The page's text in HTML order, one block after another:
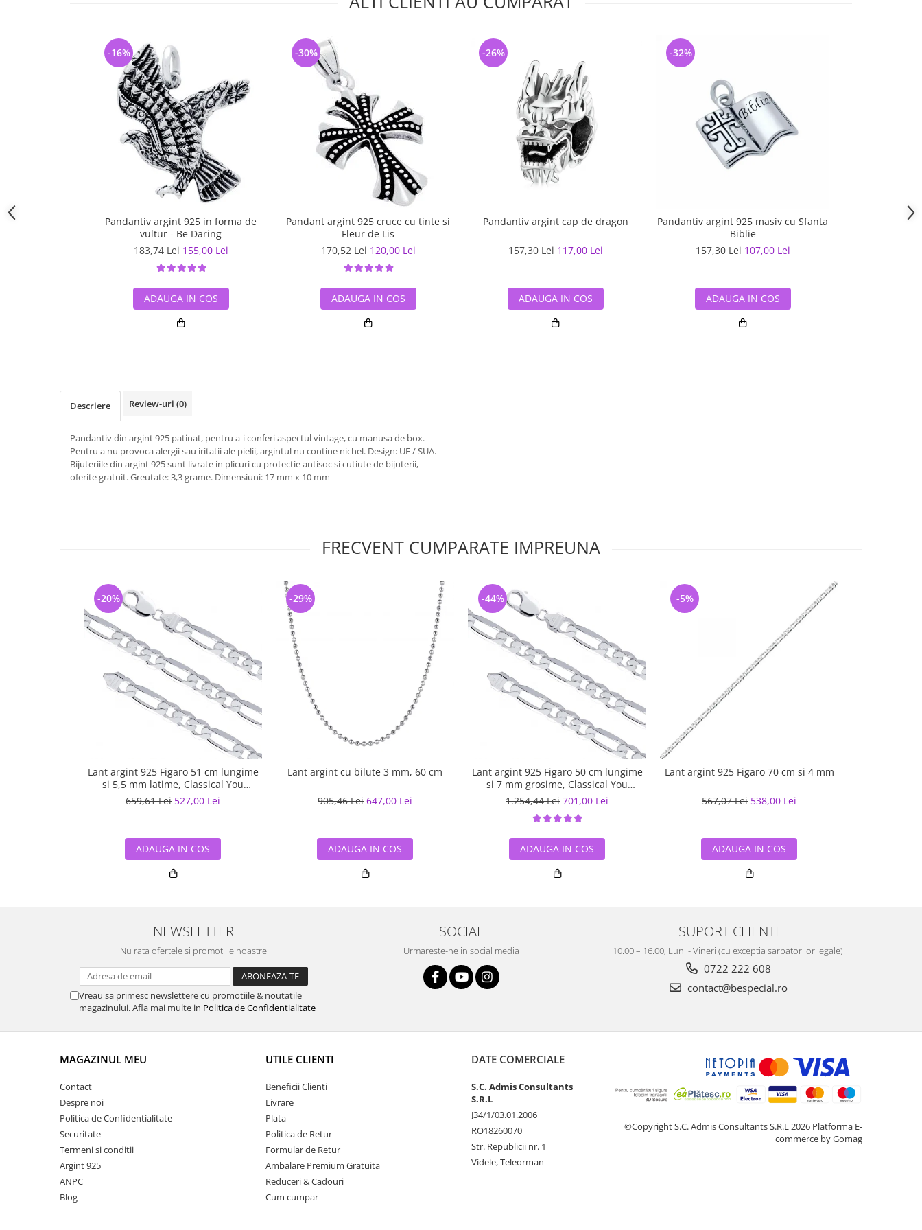
Pandantiv argint 925 in forma de
vultur - Be Daring
183,74 Lei 155,00 Lei
-16%
ADAUGA IN COS
Pandant argint 925 cruce cu tinte si
Fleur de Lis
170,52 Lei 120,00 Lei
-30%
ADAUGA IN COS
Pandantiv argint cap de dragon
157,30 Lei 117,00 Lei
-26%
ADAUGA IN COS
Pandantiv argint 925 masiv cu Sfanta
Biblie
157,30 Lei 107,00 Lei
-32%
ADAUGA IN COS
Pandantiv
Descriere Review-uri (0)
Pandantiv din argint 925 patinat, pentru a-i conferi aspectul vintage, cu manusa de box.
Pentru a nu provoca alergii sau iritatii ale pielii, argintul nu contine nichel. Design: UE / SUA.
Bijuteriile din argint 925 sunt livrate in plicuri cu protectie antisoc si cutiute de bijuterii,
oferite gratuit. Greutate: 3,3 grame. Dimensiuni: 17 mm x 10 mm
FRECVENT CUMPARATE IMPREUNA
Lant argint 925 Figaro 51 cm lungime
si 5,5 mm latime, Classical You
LSX0202
659,61 Lei 527,00 Lei
-20%
ADAUGA IN COS
Lant argint cu bilute 3 mm, 60 cm
905,46 Lei 647,00 Lei
-29%
ADAUGA IN COS
Lant argint 925 Figaro 50 cm lungime
si 7 mm grosime, Classical You
LSX0201
1.254,44 Lei 701,00 Lei
-44%
ADAUGA IN COS
Lant argint 925 Figaro 70 cm si 4 mm
567,07 Lei 538,00 Lei
-5%
ADAUGA IN COS
NEWSLETTER
Nu rata ofertele si promotiile noastre
Vreau sa primesc newslettere cu promotiile & noutatile
magazinului. Afla mai multe in Politica de Confidentialitate
SOCIAL
Urmareste-ne in social media
SUPORT CLIENTI
10.00 – 16.00, Luni - Vineri (cu exceptia sarbatorilor legale).
0722 222 608
contact@bespecial.ro
MAGAZINUL MEU
Contact
Despre noi
Politica de Confidentialitate
Securitate
Termeni si conditii
Argint 925
ANPC
Blog
UTILE CLIENTI
Beneficii Clienti
Livrare
Plata
Politica de Retur
Formular de Retur
Ambalare Premium Gratuita
Reduceri & Cadouri
Cum cumpar
DATE COMERCIALE
S.C. Admis Consultants
S.R.L
J34/1/03.01.2006
RO18260070
Str. Republicii nr. 1
Videle, Teleorman
©Copyright S.C. Admis Consultants S.R.L 2026 Platforma E-
commerce by Gomag